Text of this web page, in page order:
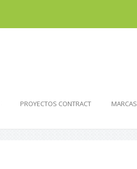
PROYECTOS CONTRACT MARCAS